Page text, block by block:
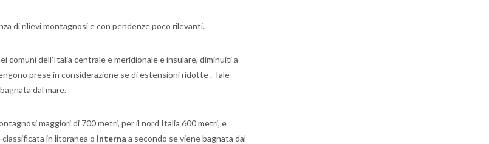
di rilievi montagnosi e con pendenze poco rilevanti.
comuni dell'Italia centrale e meridionale e insulare, diminuiti a
prese in considerazione se di estensioni ridotte . Tale
dal mare.
maggiori di 700 metri, per il nord Italia 600 metri, e
in litoranea o interna a secondo se viene bagnata dal